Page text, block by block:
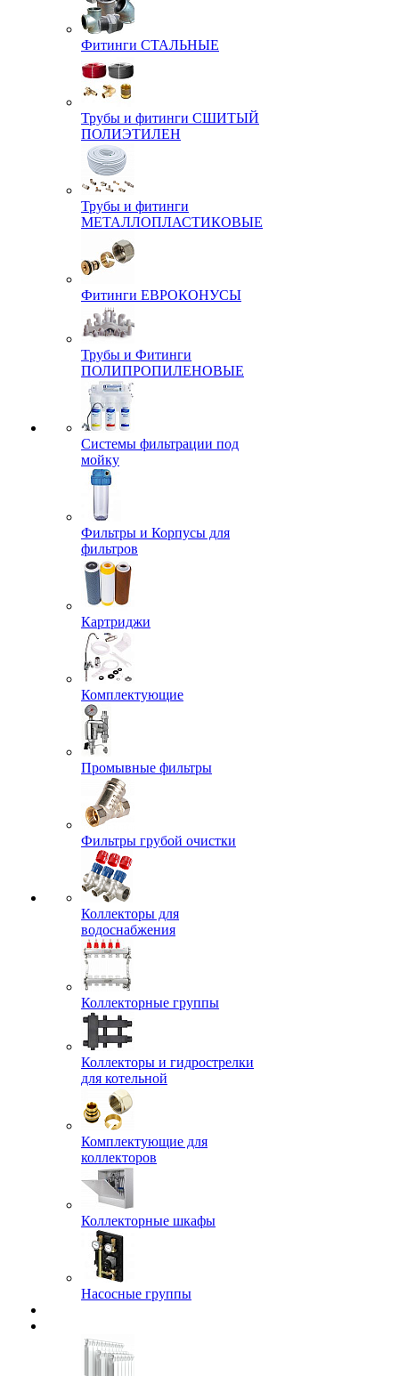
Фитинги СТАЛЬНЫЕ
Трубы и фитинги СШИТЫЙ
ПОЛИЭТИЛЕН
Трубы и фитинги
МЕТАЛЛОПЛАСТИКОВЫЕ
Фитинги ЕВРОКОНУСЫ
Трубы и Фитинги
ПОЛИПРОПИЛЕНОВЫЕ
Системы фильтрации под
мойку
Фильтры и Корпусы для
фильтров
Картриджи
Комплектующие
Промывные фильтры
Фильтры грубой очистки
Коллекторы для
водоснабжения
Коллекторные группы
Коллекторы и гидрострелки
для котельной
Комплектующие для
коллекторов
Коллекторные шкафы
Насосные группы